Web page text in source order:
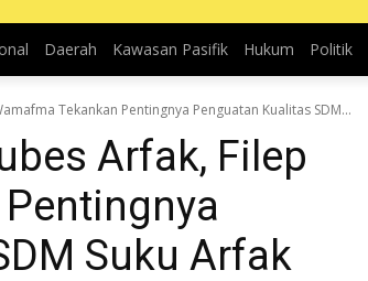
Daerah Kawasan Pasifik Hukum Politik
Tekankan Pentingnya Penguatan Kualitas SDM...
Arfak, Filep
Suku Arfak